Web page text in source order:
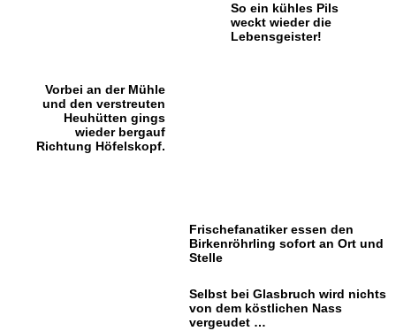
So ein kühles Pils
weckt wieder die
Lebensgeister!
Vorbei an der Mühle
und den verstreuten
Heuhütten gings
wieder bergauf
Richtung Höfelskopf.
Frischefanatiker essen den
Birkenröhrling sofort an Ort und
Stelle
Selbst bei Glasbruch wird nichts
von dem köstlichen Nass
vergeudet …